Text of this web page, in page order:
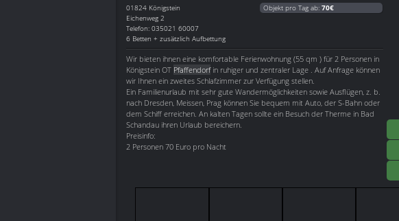
01824 Königstein
Eichenweg 2
Telefon: 035021 60007
6 Betten + zusätzlich Aufbettung
Objekt pro Tag ab: 70€
Wir bieten ihnen eine komfortable Ferienwohnung (55 qm ) für 2 Personen in
Königstein OT Pfaffendorfin ruhiger und zentraler Lage . Auf Anfrage können
wir Ihnen ein zweites Schlafzimmer zur Verfügung stellen.
Ein Familienurlaub mit sehr gute Wandermöglichkeiten sowie Ausflügen, z. b.
nach Dresden, Meissen, Prag können Sie bequem mit Auto, der S-Bahn oder
dem Schiff erreichen. An kalten Tagen sollte ein Besuch der Therme in Bad
Schandau ihren Urlaub bereichern.
Preisinfo:
2 Personen 70 Euro pro Nacht